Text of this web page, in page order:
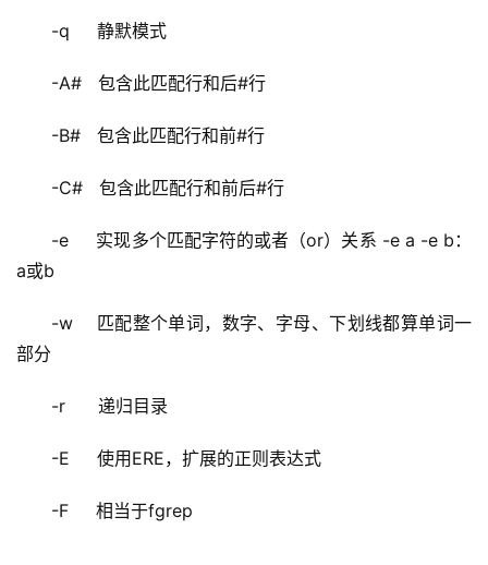
-q     静默模式
-A#   包含此匹配行和后#行
-B#   包含此匹配行和前#行
-C#   包含此匹配行和前后#行
-e     实现多个匹配字符的或者（or）关系 -e a -e b：
a或b
-w    匹配整个单词，数字、字母、下划线都算单词一
部分
-r      递归目录
-E     使用ERE，扩展的正则表达式
-F     相当于fgrep